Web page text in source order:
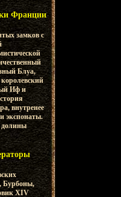
Франции
замков с
Блуа,
Иф и
внутренее
экспонаты.
Бурбоны,
XIV